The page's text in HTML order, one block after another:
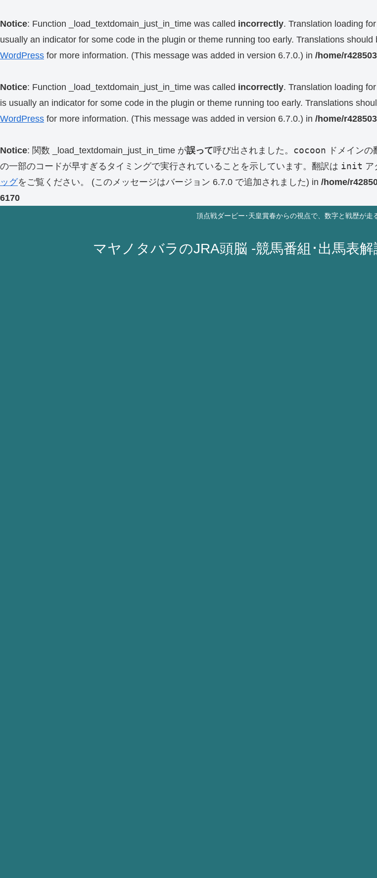
Notice: Function _load_textdomain_just_in_time was called incorrectly. Translation loading
usually an indicator for some code in the plugin or theme running too early. Translations should
WordPress for more information. (This message was added in version 6.7.0.) in /home/
Notice: Function _load_textdomain_just_in_time was called incorrectly. Translation loading
is usually an indicator for some code in the plugin or theme running too early. Translations
WordPress for more information. (This message was added in version 6.7.0.) in /home/
Notice: 関数 _load_textdomain_just_in_time が誤って呼び出されました。 cocoon ドメイン
の一部のコードが早すぎるタイミングで実行されていることを示しています。翻訳は init ア
ッグをご覧ください。 (このメッセージはバージョン 6.7.0 で追加されました) in /home/
6170
頂点戦ダービー･天皇賞春からの視点で、数字と戦歴が走
マヤノタバラのJRA頭脳 -競馬番組･出馬表